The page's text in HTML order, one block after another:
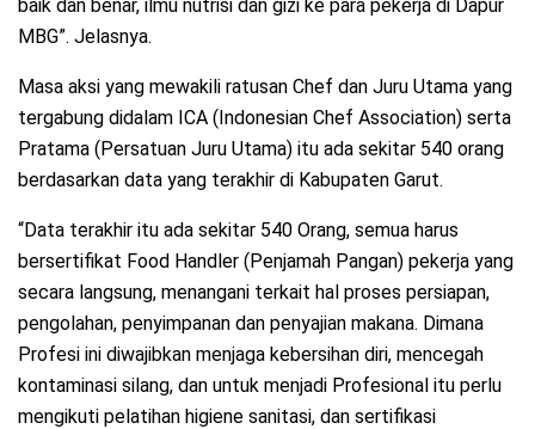
baik dan benar, ilmu nutrisi dan gizi ke para pekerja di Dapur
MBG”. Jelasnya.
Masa aksi yang mewakili ratusan Chef dan Juru Utama yang
tergabung didalam ICA (Indonesian Chef Association) serta
Pratama (Persatuan Juru Utama) itu ada sekitar 540 orang
berdasarkan data yang terakhir di Kabupaten Garut.
“Data terakhir itu ada sekitar 540 Orang, semua harus
bersertifikat Food Handler (Penjamah Pangan) pekerja yang
secara langsung, menangani terkait hal proses persiapan,
pengolahan, penyimpanan dan penyajian makana. Dimana
Profesi ini diwajibkan menjaga kebersihan diri, mencegah
kontaminasi silang, dan untuk menjadi Profesional itu perlu
mengikuti pelatihan higiene sanitasi, dan sertifikasi